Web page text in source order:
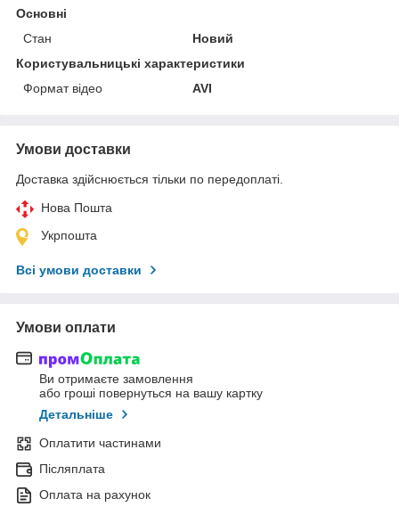
Основні
Стан
Новий
Користувальницькі характеристики
Формат відео
AVI
Умови доставки
Доставка здійснюється тільки по передоплаті.
Нова Пошта
Укрпошта
Всі умови доставки
Умови оплати
Ви отримаєте замовлення
або гроші повернуться на вашу картку
Детальніше
Оплатити частинами
Післяплата
Оплата на рахунок